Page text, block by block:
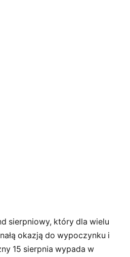
sierpniowy, który dla wielu
okazją do wypoczynku i
15 sierpnia wypada w